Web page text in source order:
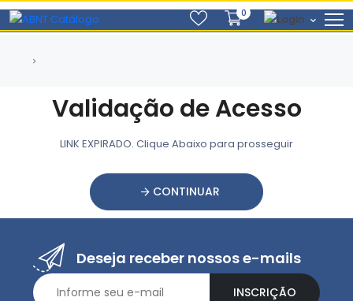
0
Validação de Acesso
LINK EXPIRADO. Clique Abaixo para prosseguir
CONTINUAR
Deseja receber nossos e-mails
INSCRIÇÃO